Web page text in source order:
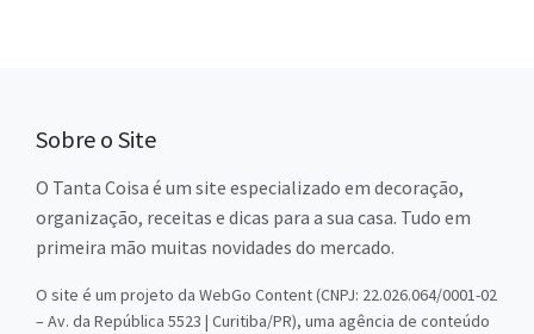
Sobre o Site
O Tanta Coisa é um site especializado em decoração,
organização, receitas e dicas para a sua casa. Tudo em
primeira mão muitas novidades do mercado.
O site é um projeto da WebGo Content (CNPJ: 22.026.064/0001-02
– Av. da República 5523 | Curitiba/PR), uma agência de conteúdo